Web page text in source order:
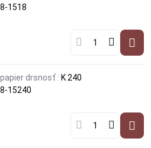
1518
drsnosť : K 240
15240